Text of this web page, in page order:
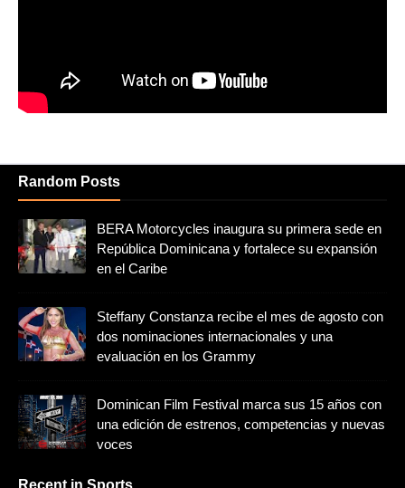
Random Posts
BERA Motorcycles inaugura su primera sede en
República Dominicana y fortalece su expansión
en el Caribe
Steffany Constanza recibe el mes de agosto con
dos nominaciones internacionales y una
evaluación en los Grammy
Dominican Film Festival marca sus 15 años con
una edición de estrenos, competencias y nuevas
voces